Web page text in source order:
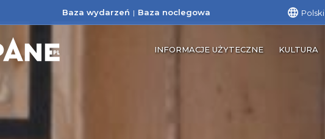
Baza wydarzeń Baza noclegowa Polski
INFORMACJE UŻYTECZNE KULTURA